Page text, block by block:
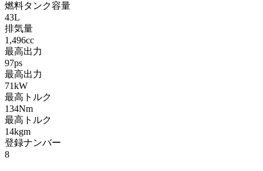
燃料タンク容量
43L
排気量
1,496cc
最高出力
97ps
最高出力
71kW
最高トルク
134Nm
最高トルク
14kgm
登録ナンバー
8